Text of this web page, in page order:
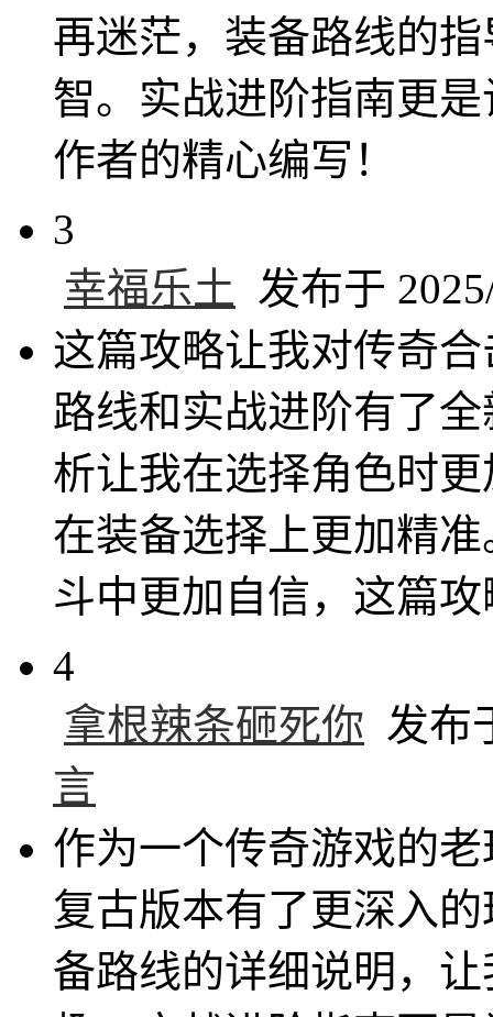
再迷茫，装备路线的
智。实战进阶指南更
作者的精心编写！
3
幸福乐土
发布于
这篇攻略让我对传奇
路线和实战进阶有了
析让我在选择角色时
在装备选择上更加精
斗中更加自信，这篇
4
拿根辣条砸死你 发布
言
作为一个传奇游戏的
复古版本有了更深入
备路线的详细说明，